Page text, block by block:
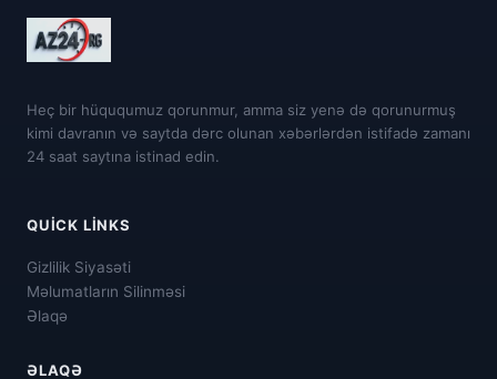
Heç bir hüququmuz qorunmur, amma siz yenə də qorunurmuş
kimi davranın və saytda dərc olunan xəbərlərdən istifadə zamanı
24 saat saytına istinad edin.
QUICK LINKS
Gizlilik Siyasəti
Məlumatların Silinməsi
Əlaqə
ƏLAQƏ